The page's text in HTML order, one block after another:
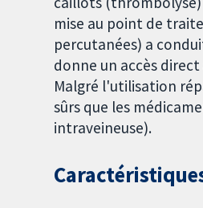
mise au point de
percutanées) a
donne un accès
Malgré l'utilisation
sûrs que les
intraveineuse).